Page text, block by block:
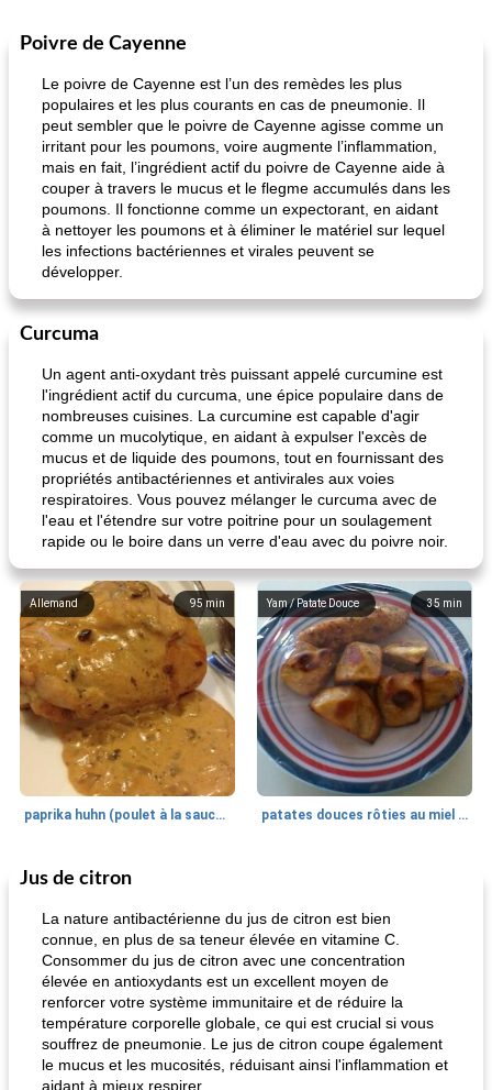
Poivre de Cayenne
Le poivre de Cayenne est l’un des remèdes les plus
populaires et les plus courants en cas de pneumonie. Il
peut sembler que le poivre de Cayenne agisse comme un
irritant pour les poumons, voire augmente l’inflammation,
mais en fait, l’ingrédient actif du poivre de Cayenne aide à
couper à travers le mucus et le flegme accumulés dans les
poumons. Il fonctionne comme un expectorant, en aidant
à nettoyer les poumons et à éliminer le matériel sur lequel
les infections bactériennes et virales peuvent se
développer.
Curcuma
Un agent anti-oxydant très puissant appelé curcumine est
l'ingrédient actif du curcuma, une épice populaire dans de
nombreuses cuisines. La curcumine est capable d'agir
comme un mucolytique, en aidant à expulser l'excès de
mucus et de liquide des poumons, tout en fournissant des
propriétés antibactériennes et antivirales aux voies
respiratoires. Vous pouvez mélanger le curcuma avec de
l'eau et l'étendre sur votre poitrine pour un soulagement
rapide ou le boire dans un verre d'eau avec du poivre noir.
95 min
Allemand
paprika huhn (poulet à la sauce paprika).
35 min
Yam / Patate Douce
patates douces rôties au miel / kumara
Petit déjeuner et brunch
Jus de citron
La nature antibactérienne du jus de citron est bien
connue, en plus de sa teneur élevée en vitamine C.
Consommer du jus de citron avec une concentration
élevée en antioxydants est un excellent moyen de
renforcer votre système immunitaire et de réduire la
température corporelle globale, ce qui est crucial si vous
souffrez de pneumonie. Le jus de citron coupe également
le mucus et les mucosités, réduisant ainsi l'inflammation et
aidant à mieux respirer.